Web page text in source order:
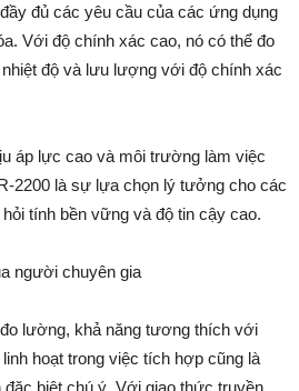
đủ các yêu cầu của các ứng dụng
Với độ chính xác cao, nó có thể đo
độ và lưu lượng với độ chính xác
áp lực cao và môi trường làm việc
2200 là sự lựa chọn lý tưởng cho các
tính bền vững và độ tin cậy cao.
người chuyên gia
lường, khả năng tương thích với
hoạt trong việc tích hợp cũng là
đặc biệt chú ý. Với giao thức truyền